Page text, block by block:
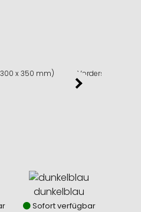
x 350 mm) Vorderseite (280
dunkelblau
Sofort verfügbar